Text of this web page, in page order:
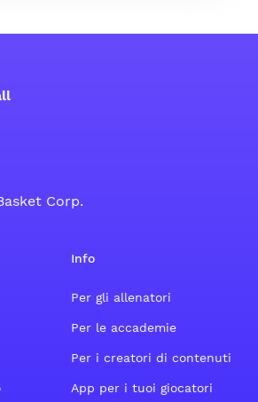
dell'account Facebook
social dell'account Tweeter
il gruppo social dell'account
Corp.
Info
Per gli allenatori
Per le accademie
Per i creatori di contenuti
App per i tuoi giocatori